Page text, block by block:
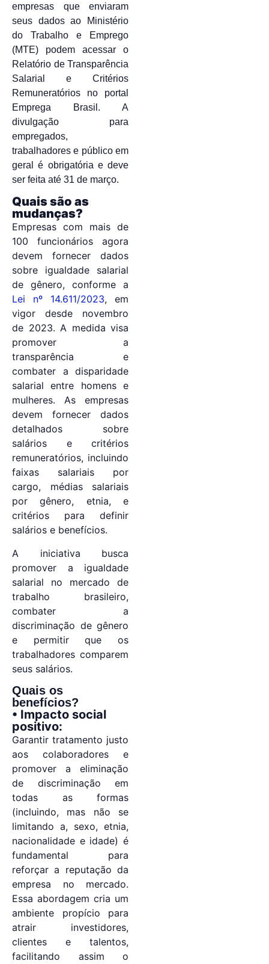
empresas que enviaram
seus dados ao Ministério
do Trabalho e Emprego
(MTE) podem acessar o
Relatório de Transparência
Salarial e Critérios
Remuneratórios no portal
Emprega Brasil. A
divulgação para
empregados,
trabalhadores e público em
geral é obrigatória e deve
ser feita até 31 de março.
Quais são as
mudanças?
Empresas com mais de
100 funcionários agora
devem fornecer dados
sobre igualdade salarial
de gênero, conforme a
Lei nº 14.611/2023, em
vigor desde novembro
de 2023. A medida visa
promover a
transparência e
combater a disparidade
salarial entre homens e
mulheres. As empresas
devem fornecer dados
detalhados sobre
salários e critérios
remuneratórios, incluindo
faixas salariais por
cargo, médias salariais
por gênero, etnia, e
critérios para definir
salários e benefícios.
A iniciativa busca
promover a igualdade
salarial no mercado de
trabalho brasileiro,
combater a
discriminação de gênero
e permitir que os
trabalhadores comparem
seus salários.
Quais os
benefícios?
• Impacto social
positivo:
Garantir tratamento justo
aos colaboradores e
promover a eliminação
de discriminação em
todas as formas
(incluindo, mas não se
limitando a, sexo, etnia,
nacionalidade e idade) é
fundamental para
reforçar a reputação da
empresa no mercado.
Essa abordagem cria um
ambiente propício para
atrair investidores,
clientes e talentos,
facilitando assim o